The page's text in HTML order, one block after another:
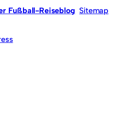
Fußball-Reiseblog Sitemap